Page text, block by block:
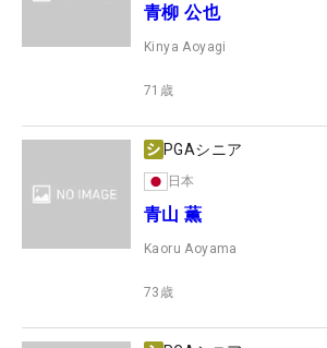
青柳 公也
Kinya Aoyagi
71 歳
PGAシニア
日本
青山 薫
Kaoru Aoyama
73 歳